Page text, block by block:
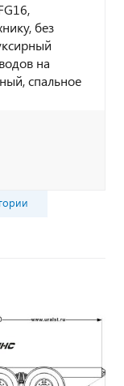
без
на
спальное